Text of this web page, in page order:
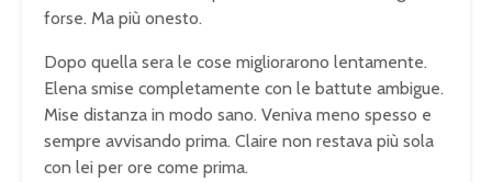
forse. Ma più onesto.
Dopo quella sera le cose migliorarono lentamente.
Elena smise completamente con le battute ambigue.
Mise distanza in modo sano. Veniva meno spesso e
sempre avvisando prima. Claire non restava più sola
con lei per ore come prima.